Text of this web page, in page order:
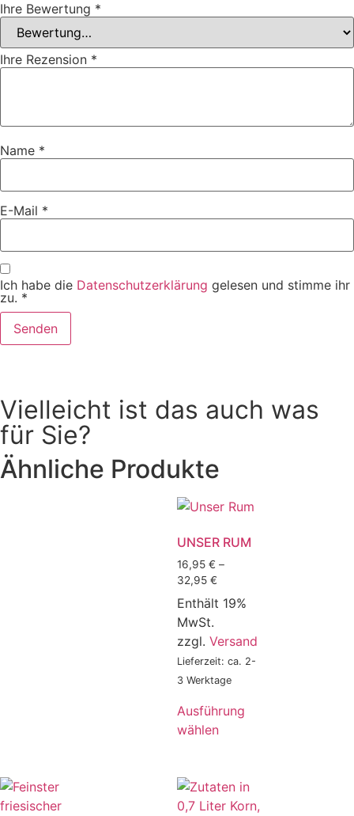
Ihre Bewertung *
Ihre Rezension *
Name *
E-Mail *
Ich habe die Datenschutzerklärung gelesen und stimme ihr
zu. *
Vielleicht ist das auch was
für Sie?
Ähnliche Produkte
UNSER RUM
16,95 € –
32,95 €
Enthält 19%
MwSt.
zzgl. Versand
Lieferzeit: ca. 2-
3 Werktage
Ausführung
wählen